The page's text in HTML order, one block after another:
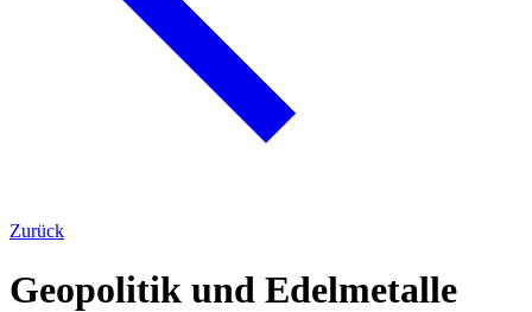
Zurück
Geopolitik und Edelmetalle